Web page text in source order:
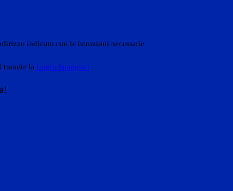
indicato con le istruzioni necessarie.
tramite la Login Spaggiari